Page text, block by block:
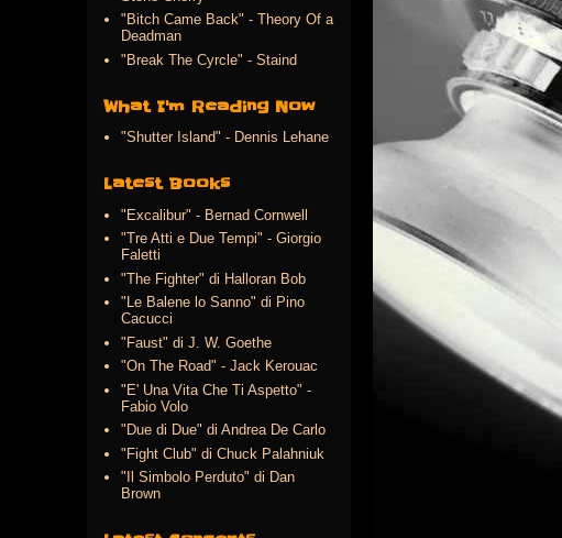
"Bitch Came Back" - Theory Of a
Deadman
"Break The Cyrcle" - Staind
What I'm Reading Now
"Shutter Island" - Dennis Lehane
Latest Books
"Excalibur" - Bernad Cornwell
"Tre Atti e Due Tempi" - Giorgio
Faletti
"The Fighter" di Halloran Bob
"Le Balene lo Sanno" di Pino
Cacucci
"Faust" di J. W. Goethe
"On The Road" - Jack Kerouac
"E' Una Vita Che Ti Aspetto" -
Fabio Volo
"Due di Due" di Andrea De Carlo
"Fight Club" di Chuck Palahniuk
"Il Simbolo Perduto" di Dan
Brown